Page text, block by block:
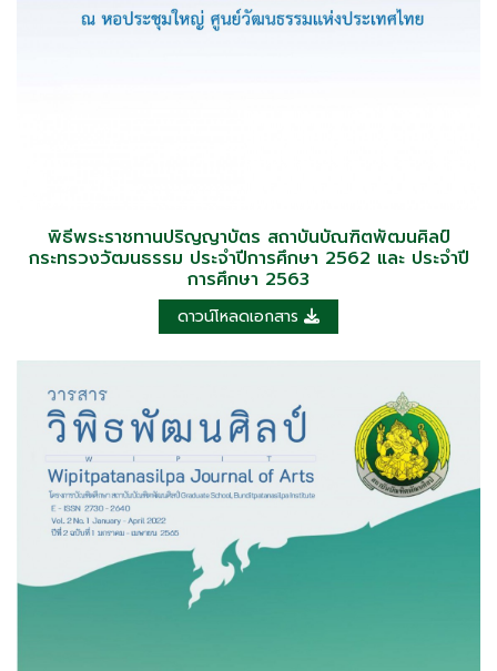
พิธีพระราชทานปริญญาบัตร สถาบันบัณฑิตพัฒนศิลป์
กระทรวงวัฒนธรรม ประจำปีการศึกษา 2562 และ ประจำปี
การศึกษา 2563
ดาวน์โหลดเอกสาร